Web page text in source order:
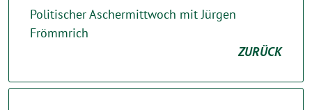
Politischer Aschermittwoch mit Jürgen
Frömmrich
ZURÜCK